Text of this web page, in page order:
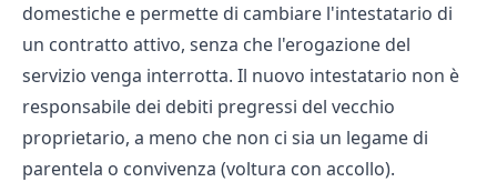
domestiche e permette di cambiare l'intestatario di
un contratto attivo, senza che l'erogazione del
servizio venga interrotta. Il nuovo intestatario non è
responsabile dei debiti pregressi del vecchio
proprietario, a meno che non ci sia un legame di
parentela o convivenza (voltura con accollo).